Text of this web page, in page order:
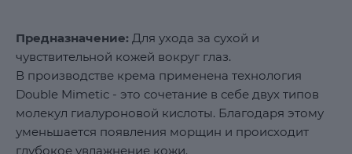
Предназначение: Для ухода за сухой и
чувствительной кожей вокруг глаз.
В производстве крема применена технология
Double Mimetic - это сочетание в себе двух типов
молекул гиалуроновой кислоты. Благодаря этому
уменьшается появления морщин и происходит
глубокое увлажнение кожи.